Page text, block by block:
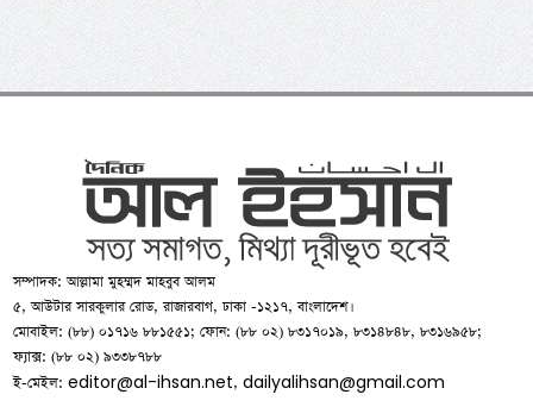
সম্পাদক: আল্লামা মুহম্মদ মাহবুব আলম
৫, আউটার সারকুলার রোড, রাজারবাগ, ঢাকা -১২১৭, বাংলাদেশ।
মোবাইল: (৮৮) ০১৭১৬ ৮৮১৫৫১; ফোন: (৮৮ ০২) ৮৩১৭০১৯, ৮৩১৪৮৪৮, ৮৩১৬৯৫৮;
ফ্যাক্স: (৮৮ ০২) ৯৩৩৮৭৮৮
ই-মেইল:editor@al-ihsan.net,dailyalihsan@gmail.com